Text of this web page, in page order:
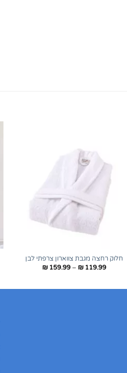
חלוק רחצה מגבת צווארון צרפתי לבן
₪ 119.99
–
₪ 159.99 טווח
⁦₪ 159.99⁩